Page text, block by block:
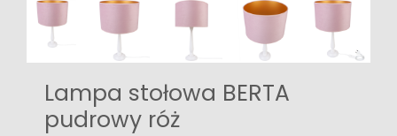
Lampa stołowa BERTA
pudrowy róż